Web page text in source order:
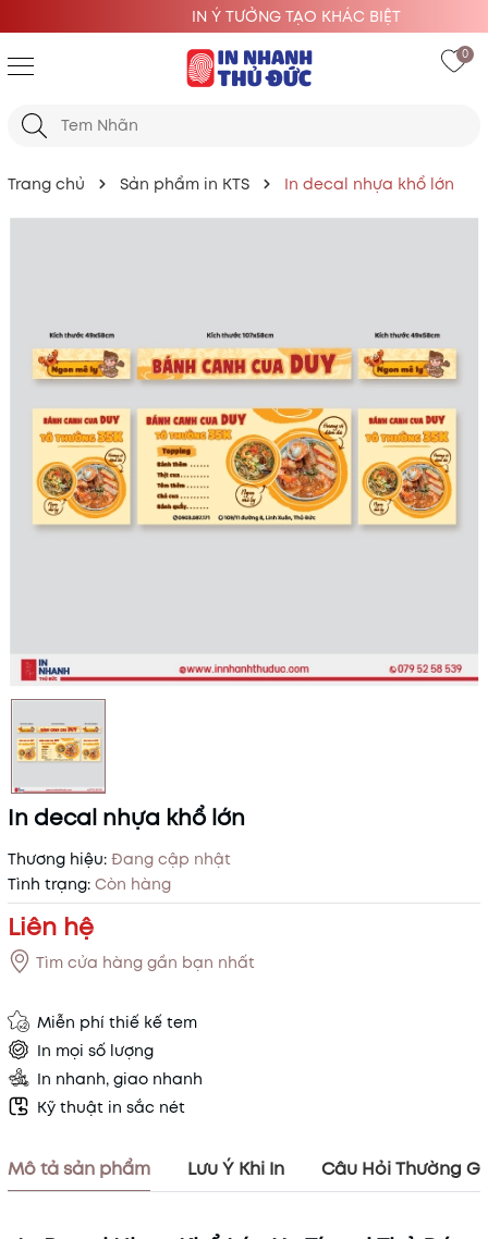
IN Ý TƯỞNG TẠO KHÁC BIỆT
0
Trang chủ Sản phẩm in KTS In decal nhựa khổ lớn
In decal nhựa khổ lớn
Thương hiệu: Đang cập nhật
Tình trạng: Còn hàng
Liên hệ
Tìm cửa hàng gần bạn nhất
Miễn phí thiế kế tem
In mọi số lượng
In nhanh, giao nhanh
Kỹ thuật in sắc nét
Mô tả sản phẩm Lưu Ý Khi In Câu Hỏi Thường